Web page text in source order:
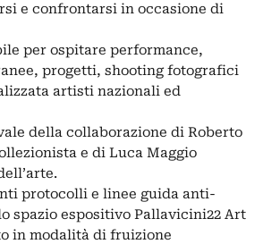
e confrontarsi in occasione di
per ospitare performance,
progetti, shooting fotografici
artisti nazionali ed
della collaborazione di Roberto
e di Luca Maggio
protocolli e linee guida anti-
spazio espositivo Pallavicini22 Art
in modalità di fruizione